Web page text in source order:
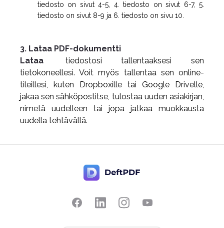
tiedosto on sivut 4-5, 4. tiedosto on sivut 6-7, 5.
tiedosto on sivut 8-9 ja 6. tiedosto on sivu 10.
3. Lataa PDF-dokumentti
Lataa
tiedostosi tallentaaksesi sen
tietokoneellesi. Voit myös tallentaa sen online-
tileillesi, kuten Dropboxille tai Google Drivelle,
jakaa sen sähköpostitse, tulostaa uuden asiakirjan,
nimetä uudelleen tai jopa jatkaa muokkausta
uudella tehtävällä.